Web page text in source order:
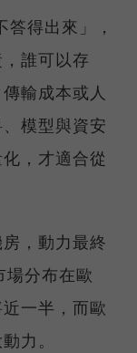
得出來」，
誰可以存
輸成本或人
模型與資安
，才適合從
，動力最終
分布在歐
一半，而歐
力。